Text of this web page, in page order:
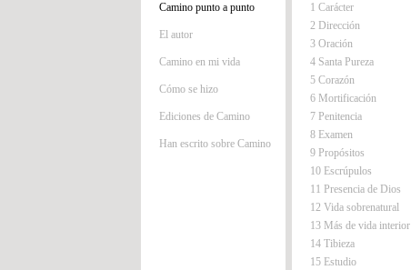
Camino punto a punto
El autor
Camino en mi vida
Cómo se hizo
Ediciones de Camino
Han escrito sobre Camino
1 Carácter
2 Dirección
3 Oración
4 Santa Pureza
5 Corazón
6 Mortificación
7 Penitencia
8 Examen
9 Propósitos
10 Escrúpulos
11 Presencia de Dios
12 Vida sobrenatural
13 Más de vida interior
14 Tibieza
15 Estudio